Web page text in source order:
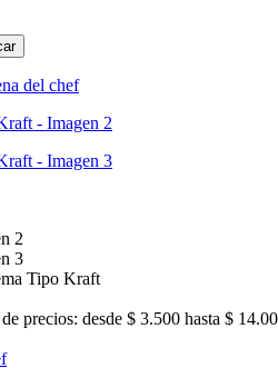
Tipo Kraft
precios: desde $ 3.500 hasta $